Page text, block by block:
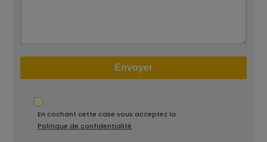
En cochant cette case vous acceptez la
Politique de confidentialité